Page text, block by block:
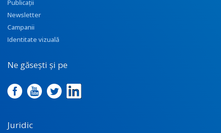
Publicații
Newsletter
Campanii
Identitate vizuală
Ne găsești și pe
Juridic